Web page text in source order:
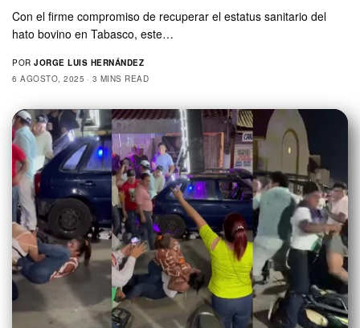
Con el firme compromiso de recuperar el estatus sanitario del
hato bovino en Tabasco, este…
POR JORGE LUIS HERNÁNDEZ
6 AGOSTO, 2025
3 MINS READ